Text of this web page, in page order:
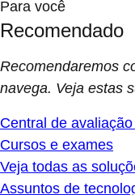
Para você
Recomendado
Recomendaremos
navega. Veja estas
Central de
Cursos e exames
Veja todas as
Assuntos de